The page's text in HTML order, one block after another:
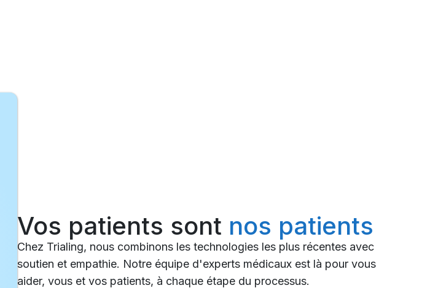
Vos patients sont nos patients
Chez Trialing, nous combinons les technologies les plus récentes avec
soutien et empathie. Notre équipe d'experts médicaux est là pour vous
aider, vous et vos patients, à chaque étape du processus.